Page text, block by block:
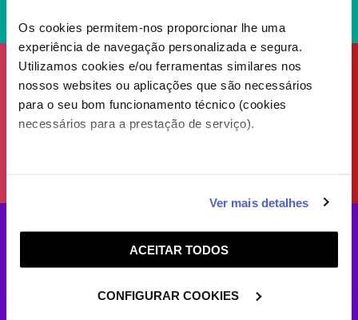
Os cookies permitem-nos proporcionar lhe uma
experiência de navegação personalizada e segura.
Utilizamos cookies e/ou ferramentas similares nos
nossos websites ou aplicações que são necessários
para o seu bom funcionamento técnico (cookies
necessários para a prestação de serviço).
este serviço às suas preferências e apresentar-lhe
funcionalidades (cookies de personalização e
funcionalidade) e adaptar anúncios aos seus interesses
(cookies de publicidade personalizada). Pode gerir a
Ver mais detalhes
ACEITAR TODOS
CONFIGURAR COOKIES